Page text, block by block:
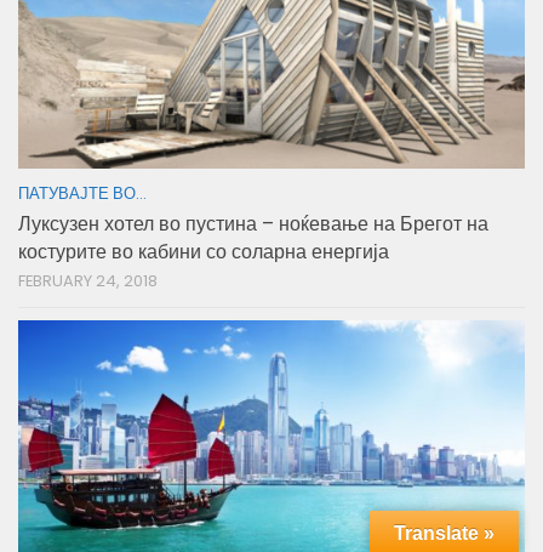
ПАТУВАЈТЕ ВО...
Луксузен хотел во пустина – ноќевање на Брегот на
костурите во кабини со соларна енергија
FEBRUARY 24, 2018
Translate »